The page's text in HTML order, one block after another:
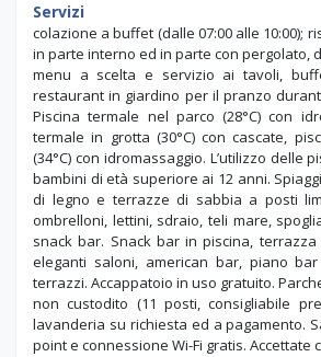
Servizi
colazione a buffet (dalle 07:00 alle 10:00);
in parte interno ed in parte con pergolato,
menu a scelta e servizio ai tavoli,
restaurant in giardino per il pranzo
Piscina termale nel parco (28°C) con
termale in grotta (30°C) con cascate,
(34°C) con idromassaggio. L’utilizzo delle
bambini di età superiore ai 12 anni.
di legno e terrazze di sabbia a posti
ombrelloni, lettini, sdraio, teli mare,
snack bar. Snack bar in piscina,
eleganti saloni, american bar, piano
terrazzi. Accappatoio in uso gratuito.
non custodito (11 posti, consigliabile
lavanderia su richiesta ed a pagamento.
point e connessione Wi-Fi gratis. Accettate